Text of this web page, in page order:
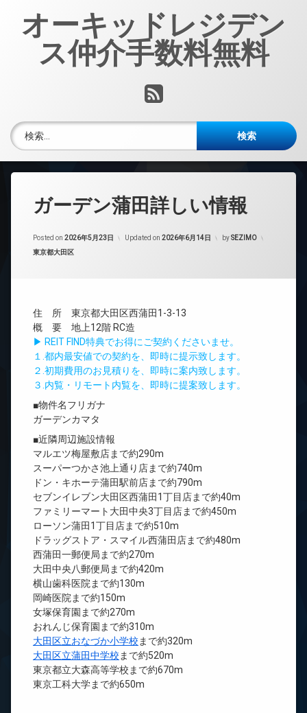
オーキッドレジデン
ス仲介手数料無料
RSS
検索:
ガーデン蒲田詳しい情報
Posted on 2026年5月23日 Updated on 2026年6月14日 bySEZIMO
カテゴリー:
東京都大田区
住 所 東京都大田区西蒲田1-3-13
概 要 地上12階 RC造
▶ REIT FIND特典でお得にご契約くださいませ。
１.都内最安値での契約を、即時に提示致します。
２.初期費用のお見積りを、即時に案内致します。
３.内覧・リモート内覧を、即時に提案致します。
■物件名フリガナ
ガーデンカマタ
■近隣周辺施設情報
マルエツ梅屋敷店まで約290m
スーパーつかさ池上通り店まで約740m
ドン・キホーテ蒲田駅前店まで約790m
セブンイレブン大田区西蒲田1丁目店まで約40m
ファミリーマート大田中央3丁目店まで約450m
ローソン蒲田1丁目店まで約510m
ドラッグストア・スマイル西蒲田店まで約480m
西蒲田一郵便局まで約270m
大田中央八郵便局まで約420m
横山歯科医院まで約130m
岡崎医院まで約150m
女塚保育園まで約270m
おれんじ保育園まで約310m
大田区立おなづか小学校 まで約320m
大田区立蒲田中学校 まで約520m
東京都立大森高等学校まで約670m
東京工科大学まで約650m